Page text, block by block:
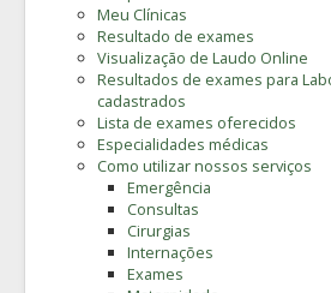
Meu Clínicas
Resultado de exames
Visualização de Laudo Online
Resultados de exames para
cadastrados
Lista de exames oferecidos
Especialidades médicas
Como utilizar nossos serviços
Emergência
Consultas
Cirurgias
Internações
Exames